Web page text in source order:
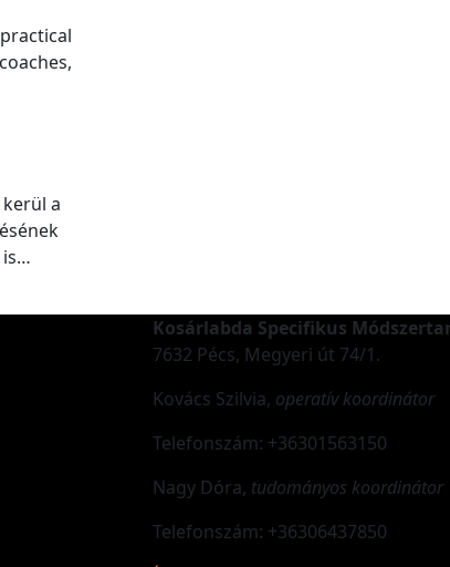
a
is…
Kosárlabda Specifikus
7632 Pécs, Megyeri út 74/1.
Kovács Szilvia, operatív koordinátor
Telefonszám: +36301563150
Nagy Dóra, tudományos koordinátor
Telefonszám: +36306437850